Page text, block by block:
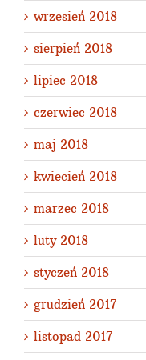
wrzesień 2018
sierpień 2018
lipiec 2018
czerwiec 2018
maj 2018
kwiecień 2018
marzec 2018
luty 2018
styczeń 2018
grudzień 2017
listopad 2017